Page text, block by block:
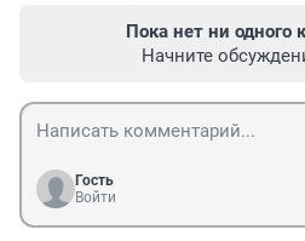
Пока нет ни одного
Начните
Гость
Войти